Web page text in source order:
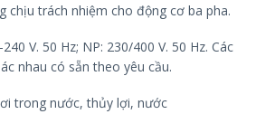
chịu trách nhiệm cho động cơ ba pha.
V. 50 Hz; NP: 230/400 V. 50 Hz. Các
nhau có sẵn theo yêu cầu.
trong nước, thủy lợi, nước